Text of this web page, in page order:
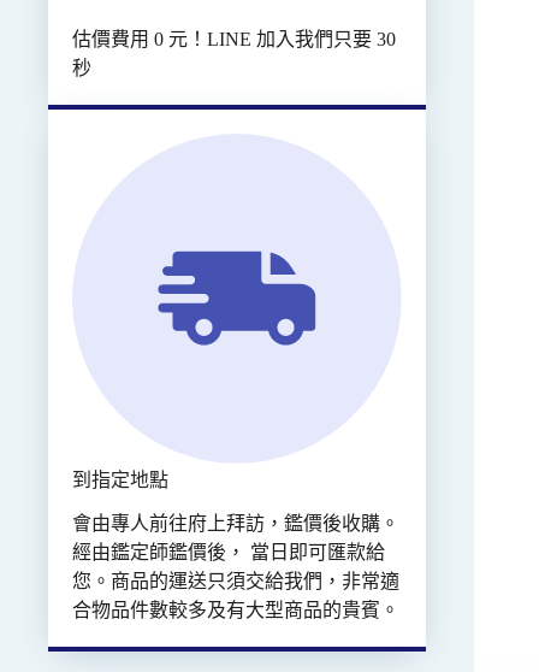
估價費用 0 元！LINE 加入我們只要 30
秒
到指定地點
會由專人前往府上拜訪，鑑價後收購。
經由鑑定師鑑價後， 當日即可匯款給
您。商品的運送只須交給我們，非常適
合物品件數較多及有大型商品的貴賓。